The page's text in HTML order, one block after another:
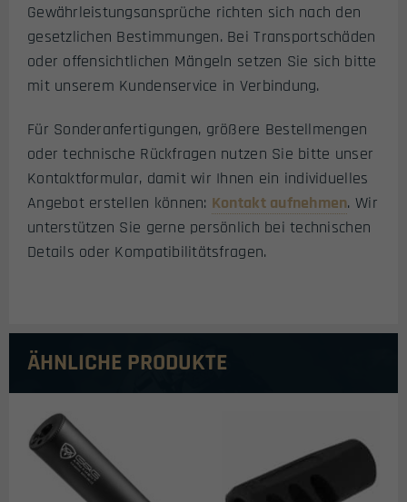
Gewährleistungsansprüche richten sich nach den
gesetzlichen Bestimmungen. Bei Transportschäden
oder offensichtlichen Mängeln setzen Sie sich bitte
mit unserem Kundenservice in Verbindung.
Für Sonderanfertigungen, größere Bestellmengen
oder technische Rückfragen nutzen Sie bitte unser
Kontaktformular, damit wir Ihnen ein individuelles
Angebot erstellen können: Kontakt aufnehmen. Wir
unterstützen Sie gerne persönlich bei technischen
Details oder Kompatibilitätsfragen.
ÄHNLICHE PRODUKTE